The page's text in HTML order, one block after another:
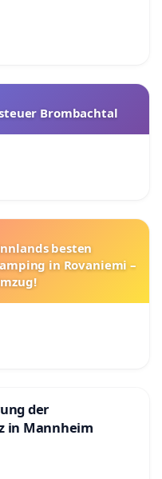
Brombachtal
besten
in Rovaniemi –
der
in Mannheim